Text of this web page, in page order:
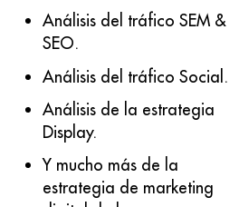
Análisis del tráfico SEM &
SEO.
Análisis del tráfico Social.
Análisis de la estrategia
Display.
Y mucho más de la
estrategia de marketing